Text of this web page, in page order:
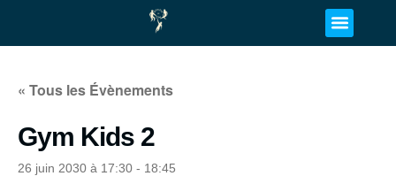
« Tous les Évènements
Gym Kids 2
26 juin 2030 à 17:30 - 18:45